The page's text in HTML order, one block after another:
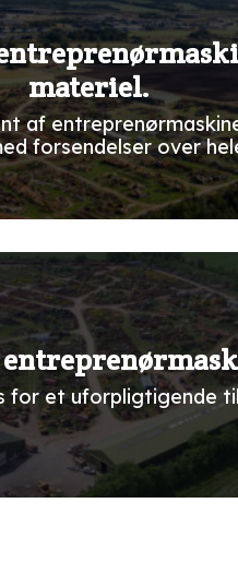
materiel.
af
forsendelser over
for et uforpligtigende